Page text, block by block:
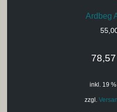
Ardbeg
78,57
inkl. 19 %
zzgl.